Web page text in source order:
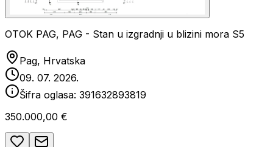
OTOK PAG, PAG - Stan u izgradnji u blizini mora S5
Pag, Hrvatska
09. 07. 2026.
Šifra oglasa: 391632893819
350.000,00 €